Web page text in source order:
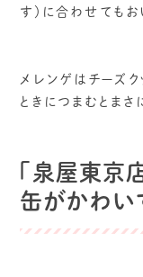
す）に合わせてもお
メレンゲはチーズ
ときにつまむとまさ
「泉屋東京
缶がかわい